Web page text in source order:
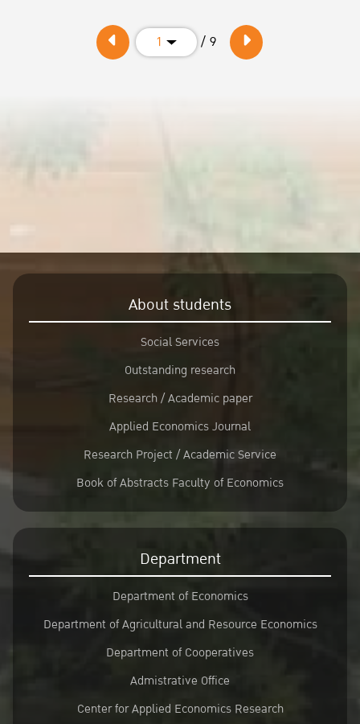
คอร์ส 3,000 บาท และ 3,200 บาท
1 / 9
About students
Social Services
Outstanding research
Research / Academic paper
Applied Economics Journal
Research Project / Academic Service
Book of Abstracts Faculty of Economics
Department
Department of Economics
Department of Agricultural and Resource Economics
Department of Cooperatives
Admistrative Office
Center for Applied Economics Research